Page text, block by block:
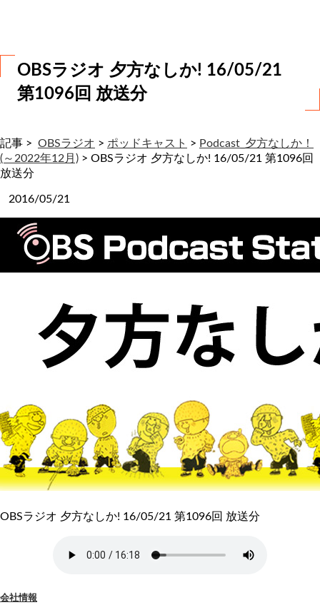
OBSラジオ 夕方なしか! 16/05/21
第1096回 放送分
記事 > OBSラジオ > ポッドキャスト > Podcast_夕方なしか！
(～2022年12月) > OBSラジオ 夕方なしか! 16/05/21 第1096回
放送分
2016/05/21
OBSラジオ 夕方なしか! 16/05/21 第1096回 放送分
会社情報